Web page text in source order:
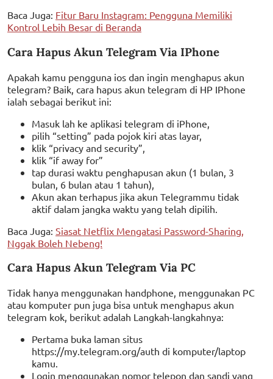
Baca Juga: Fitur Baru Instagram: Pengguna Memiliki
Kontrol Lebih Besar di Beranda
Cara Hapus Akun Telegram Via IPhone
Apakah kamu pengguna ios dan ingin menghapus akun
telegram? Baik, cara hapus akun telegram di HP IPhone
ialah sebagai berikut ini:
Masuk lah ke aplikasi telegram di iPhone,
pilih “setting” pada pojok kiri atas layar,
klik “privacy and security”,
klik “if away for”
tap durasi waktu penghapusan akun (1 bulan, 3
bulan, 6 bulan atau 1 tahun),
Akun akan terhapus jika akun Telegrammu tidak
aktif dalam jangka waktu yang telah dipilih.
Baca Juga: Siasat Netflix Mengatasi Password-Sharing,
Nggak Boleh Nebeng!
Cara Hapus Akun Telegram Via PC
Tidak hanya menggunakan handphone, menggunakan PC
atau komputer pun juga bisa untuk menghapus akun
telegram kok, berikut adalah Langkah-langkahnya:
Pertama buka laman situs
https://my.telegram.org/auth di komputer/laptop
kamu.
Login menggunakan nomor telepon dan sandi yang